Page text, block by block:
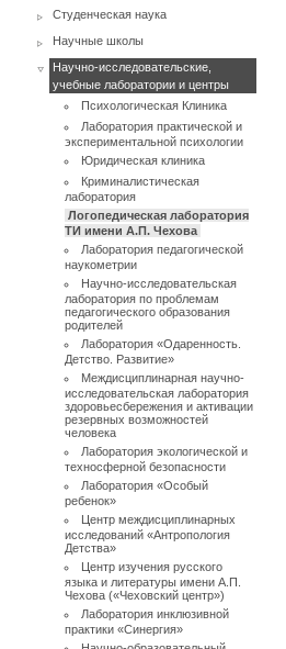
Студенческая наука
Научные школы
Научно-исследовательские,
учебные лаборатории и центры
Психологическая Клиника
Лаборатория практической и
экспериментальной психологии
Юридическая клиника
Криминалистическая
лаборатория
Логопедическая лаборатория
ТИ имени А.П. Чехова
Лаборатория педагогической
наукометрии
Научно-исследовательская
лаборатория по проблемам
педагогического образования
родителей
Лаборатория «Одаренность.
Детство. Развитие»
Междисциплинарная научно-
исследовательская лаборатория
здоровьесбережения и активации
резервных возможностей
человека
Лаборатория экологической и
техносферной безопасности
Лаборатория «Особый
ребенок»
Центр междисциплинарных
исследований «Антропология
Детства»
Центр изучения русского
языка и литературы имени А.П.
Чехова («Чеховский центр»)
Лаборатория инклюзивной
практики «Синергия»